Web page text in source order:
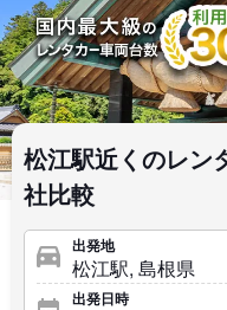
松江駅近くのレン
社比較
出発地
出発日時